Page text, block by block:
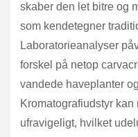
skaber den let bitre og
som kendetegner
Laboratorieanalyser
forskel på netop
vandede haveplanter
Kromatografiudstyr
ufravigeligt, hvilket